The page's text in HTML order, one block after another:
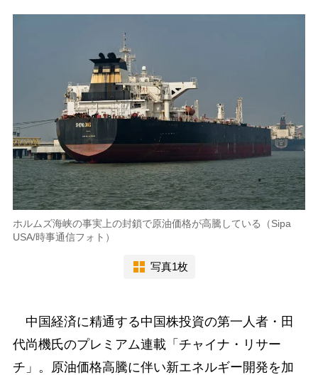
ホルムズ海峡の事実上の封鎖で原油価格が高騰している（Sipa
USA/時事通信フォト）
写真1枚
中国経済に精通する中国株投資の第一人者・田
代尚機氏のプレミアム連載「チャイナ・リサー
チ」。原油価格高騰に伴い新エネルギー開発を加